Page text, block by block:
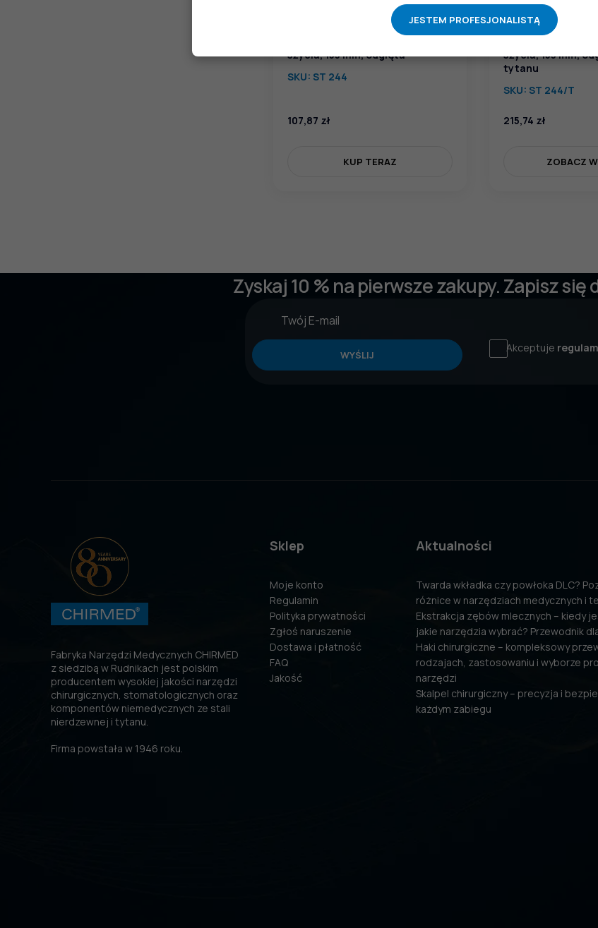
szycia, 153 mm, odgięta
SKU: ST 244
107,87 zł
KUP TERAZ
szycia, 153 mm,
tytanu
SKU: ST 244/T
215,74 zł
ZOBACZ
Zyskaj 10 % na pierwsze zakupy. Zapisz
WYŚLIJ
Akceptuje
Fabryka Narzędzi Medycznych CHIRMED
z siedzibą w Rudnikach jest polskim
producentem wysokiej jakości narzędzi
chirurgicznych, stomatologicznych oraz
komponentów niemedycznych ze stali
nierdzewnej i tytanu.
Firma powstała w 1946 roku.
Sklep
Moje konto
Regulamin
Polityka prywatności
Zgłoś naruszenie
Dostawa i płatność
FAQ
Jakość
Aktualności
Twarda wkładka czy powłoka DLC?
różnice w narzędziach medycznych i
Ekstrakcja zębów mlecznych – kiedy
jakie narzędzia wybrać? Przewodnik
Haki chirurgiczne – kompleksowy
rodzajach, zastosowaniu i wyborze
narzędzi
Skalpel chirurgiczny – precyzja i
każdym zabiegu
JESTEM PROFESJONALISTĄ